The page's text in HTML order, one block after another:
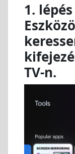
1.
TV-n.